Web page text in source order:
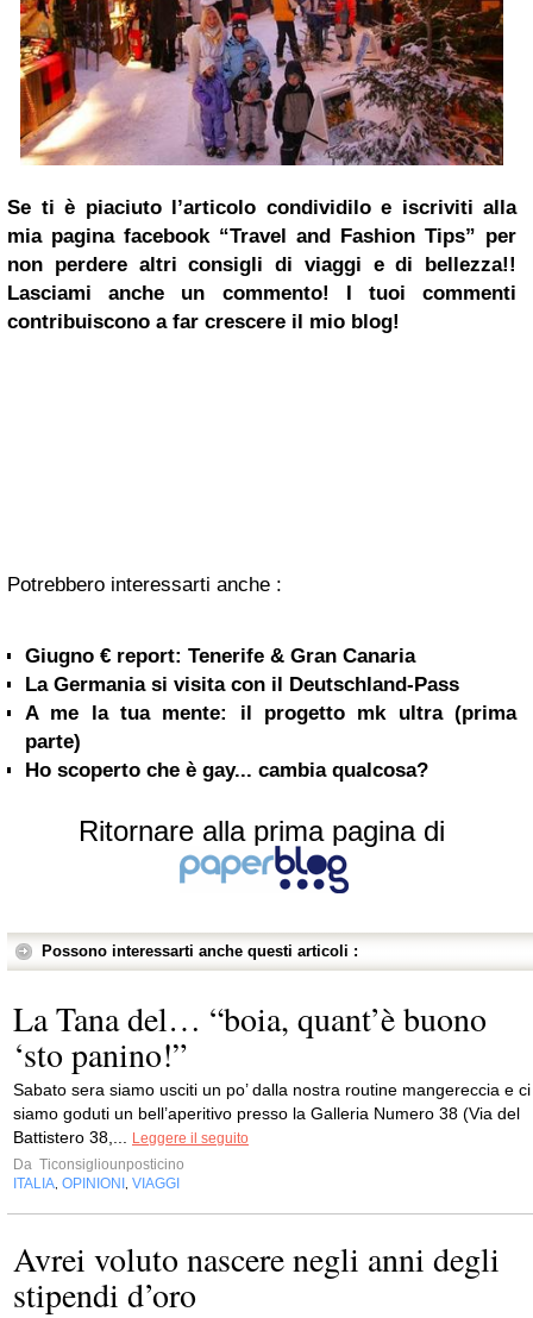
Se ti è piaciuto l’articolo condividilo e iscriviti alla
mia pagina facebook “Travel and Fashion Tips” per
non perdere altri consigli di viaggi e di bellezza!!
Lasciami anche un commento! I tuoi commenti
contribuiscono a far crescere il mio blog!
Potrebbero interessarti anche :
Giugno € report: Tenerife & Gran Canaria
La Germania si visita con il Deutschland-Pass
A me la tua mente: il progetto mk ultra (prima
parte)
Ho scoperto che è gay... cambia qualcosa?
Ritornare alla prima pagina di
Possono interessarti anche questi articoli :
La Tana del… “boia, quant’è buono
‘sto panino!”
Sabato sera siamo usciti un po’ dalla nostra routine mangereccia e ci
siamo goduti un bell’aperitivo presso la Galleria Numero 38 (Via del
Battistero 38,...
Leggere il seguito
Da Ticonsigliounposticino
ITALIA OPINIONI VIAGGI
Avrei voluto nascere negli anni degli
stipendi d’oro